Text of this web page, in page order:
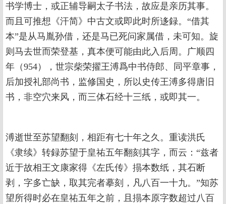
书学博士，或正辅导嗣太子书法，故应是亲历其事。
而且可推想《汗简》中古文或即此时所迻録。“借其
本”是从马胤孙借，还是马已死问家属借，未可知。旋
则马去世而荣登基，真本便可能由此入后周。广顺四
年（954），世宗柴荣擢王溥爲中书侍郎、同平章事，
后加授礼部尚书，监修国史，所以史传王溥多得唐旧
书，非空穴来风，而三体石经十三纸，或即其一。
溥逝世至苏望翻刻，相距有七十年之久。重读洪氏
《隶续》转録苏望于皇祐五年翻刻其字，而云：“兹者
近于故相王文康家得《左氏传》搨本数纸，其石断
剥，字多亡缺，取其完者摹刻，凡八百一十九。”知苏
望所得时必在皇祐五年之前，且搨本原字数超过八百